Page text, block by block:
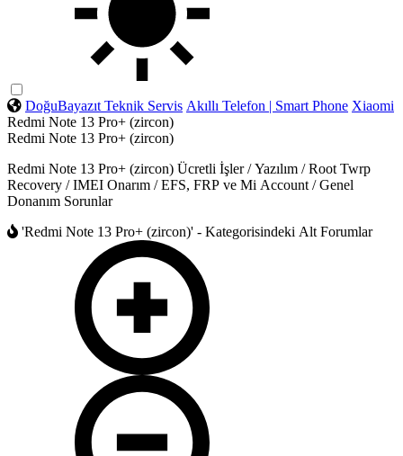
DoğuBayazıt Teknik Servis Akıllı Telefon | Smart Phone Xiaomi
Redmi Note 13 Pro+ (zircon)
Redmi Note 13 Pro+ (zircon)
Redmi Note 13 Pro+ (zircon) Ücretli İşler / Yazılım / Root Twrp
Recovery / IMEI Onarım / EFS, FRP ve Mi Account / Genel
Donanım Sorunlar
'Redmi Note 13 Pro+ (zircon)' - Kategorisindeki Alt Forumlar